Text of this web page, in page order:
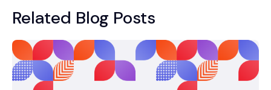
Related Blog Posts